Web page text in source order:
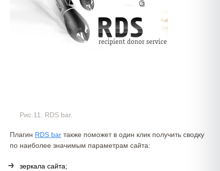
Рис.11. RDS bar.
Плагин RDS bar также поможет в один клик получить сводку
по наиболее значимым параметрам сайта:
зеркала сайта;